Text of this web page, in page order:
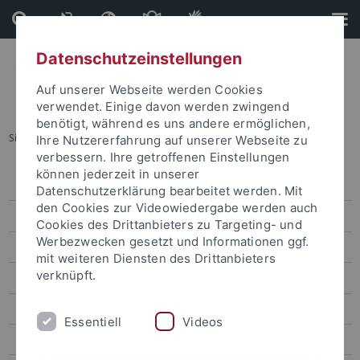
Direkt
zum
Inhalt
Direkt
zur
Fußleiste
Sie sind hier: Startseite ... Veranstaltungskalender
Veranstaltungen
Veranstaltungskalender
Kongresse und Tagungen
Aktuelle Ausstellungen
Datenschutzeinstellungen
Auf unserer Webseite werden Cookies
verwendet. Einige davon werden zwingend
benötigt, während es uns andere ermöglichen,
Ihre Nutzererfahrung auf unserer Webseite zu
verbessern. Ihre getroffenen Einstellungen
können jederzeit in unserer
Datenschutzerklärung bearbeitet werden. Mit
den Cookies zur Videowiedergabe werden auch
Cookies des Drittanbieters zu Targeting- und
Werbezwecken gesetzt und Informationen ggf.
mit weiteren Diensten des Drittanbieters
verknüpft.
Essentiell Videos